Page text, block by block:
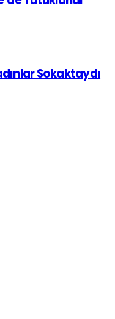
Sokaktaydı